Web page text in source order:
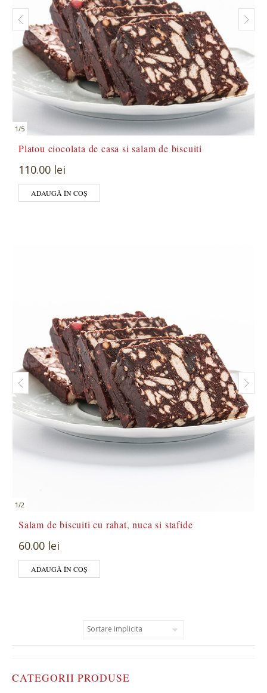
CATEGORII PRODUSE
1/5
Platou ciocolata de casa si salam de biscuiti
110.00 lei
ADAUGĂ ÎN COȘ
1/2
Salam de biscuiti cu rahat, nuca si stafide
60.00 lei
ADAUGĂ ÎN COȘ